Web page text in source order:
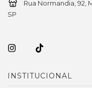
Rua Normandia, 92,
SP
INSTITUCIONAL